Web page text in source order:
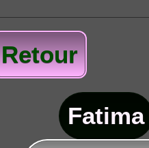
Retour
Fatima